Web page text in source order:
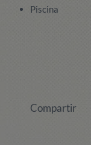
Piscina
Compartir